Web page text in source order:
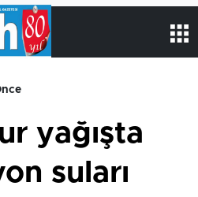
yağışta
suları